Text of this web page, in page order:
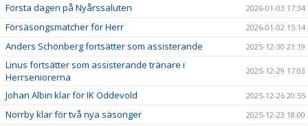
Första dagen på Nyårssaluten 2026-01-03 17:34
Försäsongsmatcher för Herr 2026-01-02 15:14
Anders Schönberg fortsätter som assisterande 2025-12-30 21:19
Linus fortsätter som assisterande tränare i
Herrseniorerna
2025-12-29 17:03
Johan Albin klar för IK Oddevold 2025-12-26 20:55
Norrby klar för två nya säsonger 2025-12-23 18:00